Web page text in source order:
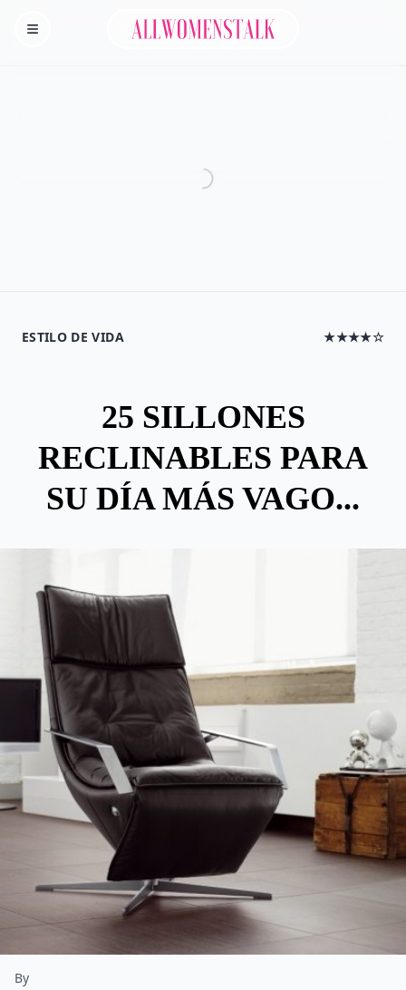
Homepage
Allwomenstalk
ESTILO DE VIDA ★★★★☆
25 SILLONES
RECLINABLES PARA
SU DÍA MÁS VAGO...
By